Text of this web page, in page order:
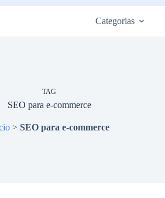
Categorias
TAG
SEO para e-commerce
> SEO para e-commerce